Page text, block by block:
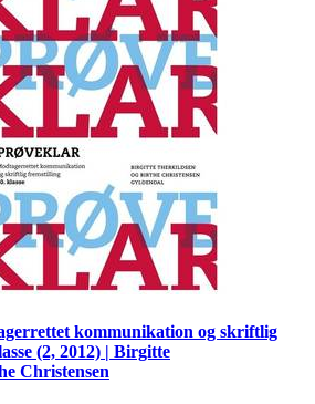
kommunikation og skriftlig
(2, 2012) | Birgitte
Christensen